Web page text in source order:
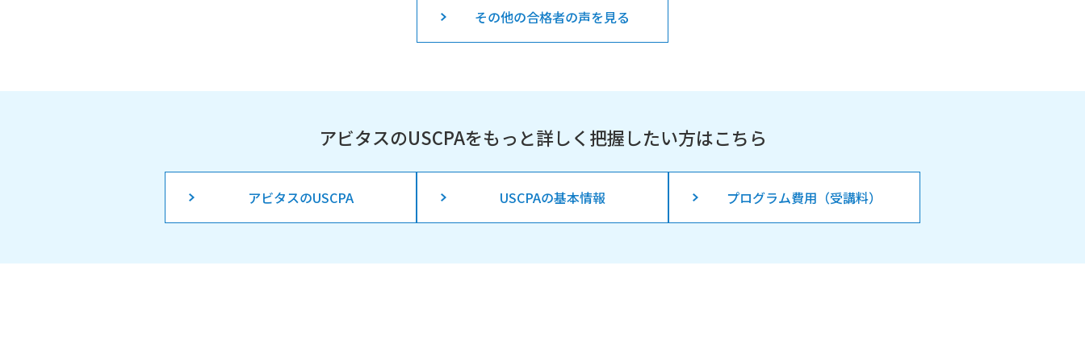
その他の合格者の声を見る
アビタスのUSCPAをもっと詳しく把握したい方はこちら
アビタスのUSCPA USCPAの基本情報 プログラム費用（受講料）